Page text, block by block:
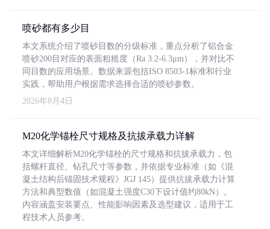
喷砂都有多少目
本文系统介绍了喷砂目数的分级标准，重点分析了铝合金
喷砂200目对应的表面粗糙度（Ra 3.2-6.3μm），并对比不
同目数的应用场景。数据来源包括ISO 8503-1标准和行业
实践，帮助用户根据需求选择合适的喷砂参数。
2026年8月4日
M20化学锚栓尺寸规格及抗拔承载力详解
本文详细解析M20化学锚栓的尺寸规格和抗拔承载力，包
括螺杆直径、钻孔尺寸等参数，并依据专业标准（如《混
凝土结构后锚固技术规程》JGJ 145）提供抗拔承载力计算
方法和典型数值（如混凝土强度C30下设计值约80kN）。
内容涵盖安装要点、性能影响因素及选型建议，适用于工
程技术人员参考。